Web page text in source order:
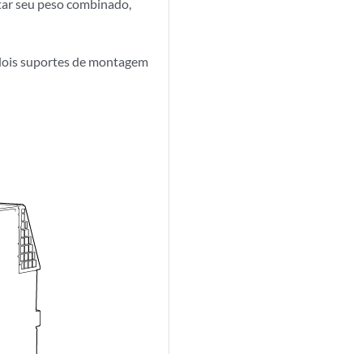
seu peso combinado,
suportes de montagem